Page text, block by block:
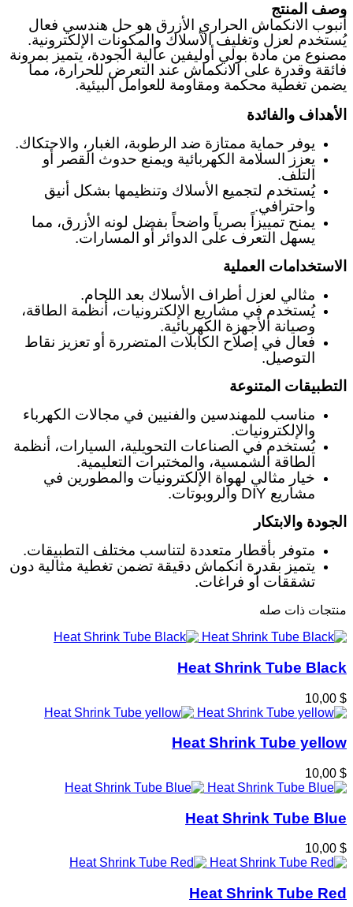
وصف المنتج
أنبوب الانكماش الحراري الأزرق هو حل هندسي فعال
يُستخدم لعزل وتغليف الأسلاك والمكونات الإلكترونية.
مصنوع من مادة بولي أوليفين عالية الجودة، يتميز بمرونة
فائقة وقدرة على الانكماش عند التعرض للحرارة، مما
يضمن تغطية محكمة ومقاومة للعوامل البيئية.
الأهداف والفائدة
يوفر حماية ممتازة ضد الرطوبة، الغبار، والاحتكاك.
يعزز السلامة الكهربائية ويمنع حدوث القصر أو
التلف.
يُستخدم لتجميع الأسلاك وتنظيمها بشكل أنيق
واحترافي.
يمنح تمييزاً بصرياً واضحاً بفضل لونه الأزرق، مما
يسهل التعرف على الدوائر أو المسارات.
الاستخدامات العملية
مثالي لعزل أطراف الأسلاك بعد اللحام.
يُستخدم في مشاريع الإلكترونيات، أنظمة الطاقة،
وصيانة الأجهزة الكهربائية.
فعال في إصلاح الكابلات المتضررة أو تعزيز نقاط
التوصيل.
التطبيقات المتنوعة
مناسب للمهندسين والفنيين في مجالات الكهرباء
والإلكترونيات.
يُستخدم في الصناعات التحويلية، السيارات، أنظمة
الطاقة الشمسية، والمختبرات التعليمية.
خيار مثالي لهواة الإلكترونيات والمطورين في
مشاريع DIY والروبوتات.
الجودة والابتكار
متوفر بأقطار متعددة لتناسب مختلف التطبيقات.
يتميز بقدرة انكماش دقيقة تضمن تغطية مثالية دون
تشققات أو فراغات.
منتجات ذات صله
Heat Shrink Tube Black
$ 10,00
Heat Shrink Tube yellow
$ 10,00
Heat Shrink Tube Blue
$ 10,00
Heat Shrink Tube Red